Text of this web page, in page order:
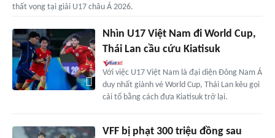
thất vọng tại giải U17 châu Á 2026.
Nhìn U17 Việt Nam đi World Cup,
Thái Lan cầu cứu Kiatisuk
Với việc U17 Việt Nam là đại diện Đông Nam Á
duy nhất giành vé World Cup, Thái Lan kêu gọi
cải tổ bằng cách đưa Kiatisuk trở lại.
VFF bị phạt 300 triệu đồng sau